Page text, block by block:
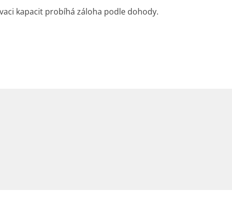
kapacit probíhá záloha podle dohody.